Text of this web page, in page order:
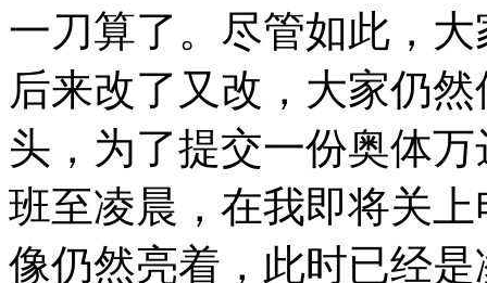
一刀算了。尽管如此，
后来改了又改，大家仍
头，为了提交一份奥体
班至凌晨，在我即将关
像仍然亮着，此时已经